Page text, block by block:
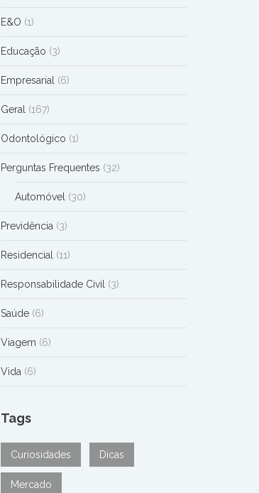
E&O (1)
Educação (3)
Empresarial (6)
Geral (167)
Odontológico (1)
Perguntas Frequentes (32)
Automóvel (30)
Previdência (3)
Residencial (11)
Responsabilidade Civil (3)
Saúde(6)
Viagem (6)
Vida (6)
Tags
Curiosidades Dicas
Mercado